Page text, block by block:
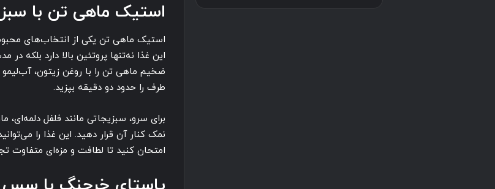
استیک ماهی تن با
استیک ماهی تن یکی از انتخاب‌های
این غذا نه‌تنها پروتئین بالا دارد بلکه
ضخیم ماهی تن را با روغن زیتون، آب‌لیمو
طرف را حدود دو دقیقه بپزید.
برای سرو، سبزیجاتی مانند فلفل دلمه‌ای،
نمک کنار آن قرار دهید. این غذا را
امتحان کنید تا لطافت و مزه‌ای متفاوت